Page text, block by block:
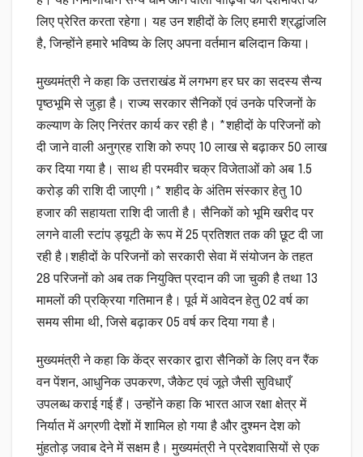
लिए प्रेरित करता रहेगा। यह उन शहीदों के लिए हमारी श्रद्धांजलि
है, जिन्होंने हमारे भविष्य के लिए अपना वर्तमान बलिदान किया।
मुख्यमंत्री ने कहा कि उत्तराखंड में लगभग हर घर का सदस्य सैन्य
पृष्ठभूमि से जुड़ा है। राज्य सरकार सैनिकों एवं उनके परिजनों के
कल्याण के लिए निरंतर कार्य कर रही है। *शहीदों के परिजनों को
दी जाने वाली अनुग्रह राशि को रुपए 10 लाख से बढ़ाकर 50 लाख
कर दिया गया है। साथ ही परमवीर चक्र विजेताओं को अब 1.5
करोड़ की राशि दी जाएगी।* शहीद के अंतिम संस्कार हेतु 10
हजार की सहायता राशि दी जाती है। सैनिकों को भूमि खरीद पर
लगने वाली स्टांप ड्यूटी के रूप में 25 प्रतिशत तक की छूट दी जा
रही है।शहीदों के परिजनों को सरकारी सेवा में संयोजन के तहत
28 परिजनों को अब तक नियुक्ति प्रदान की जा चुकी है तथा 13
मामलों की प्रक्रिया गतिमान है। पूर्व में आवेदन हेतु 02 वर्ष का
समय सीमा थी, जिसे बढ़ाकर 05 वर्ष कर दिया गया है।
मुख्यमंत्री ने कहा कि केंद्र सरकार द्वारा सैनिकों के लिए वन रैंक
वन पेंशन, आधुनिक उपकरण, जैकेट एवं जूते जैसी सुविधाएँ
उपलब्ध कराई गई हैं। उन्होंने कहा कि भारत आज रक्षा क्षेत्र में
निर्यात में अग्रणी देशों में शामिल हो गया है और दुश्मन देश को
मुंहतोड़ जवाब देने में सक्षम है। मुख्यमंत्री ने प्रदेशवासियों से एक